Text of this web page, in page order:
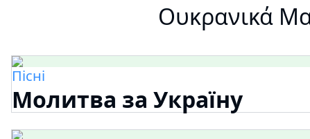
Ουκρανικά
Пісні
Молитва за Україну